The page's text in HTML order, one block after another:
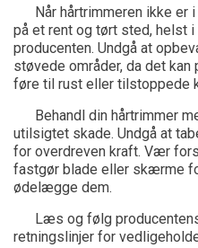
Når hårtrimmeren ikke er
på et rent og tørt sted, helst
producenten. Undgå at
støvede områder, da det
føre til rust eller tilstoppede
Behandl din hårtrimmer
utilsigtet skade. Undgå at
for overdreven kraft. Vær
fastgør blade eller skærme
ødelægge dem.
Læs og følg
retningslinjer for